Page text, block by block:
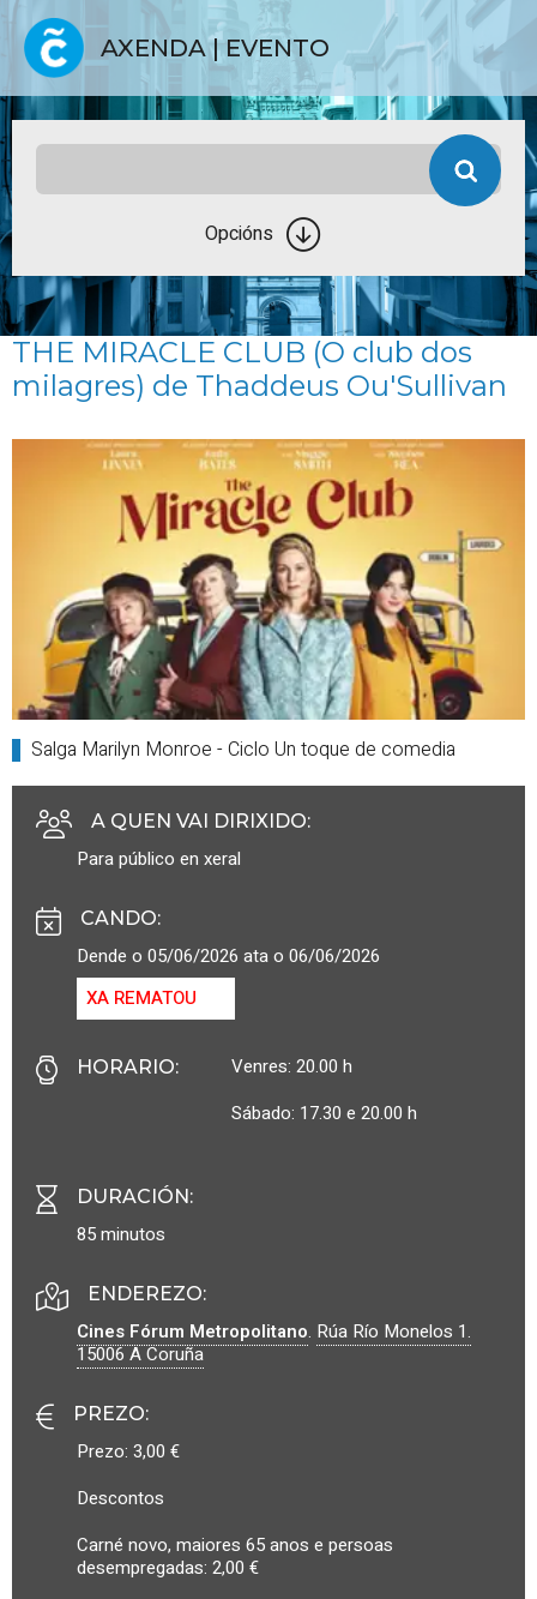
AXENDA | EVENTO
Opcións
THE MIRACLE CLUB (O club dos
milagres) de Thaddeus Ou'Sullivan
Salga Marilyn Monroe - Ciclo Un toque de comedia
A QUEN VAI DIRIXIDO:
Para público en xeral
CANDO:
Dende o 05/06/2026 ata o 06/06/2026
XA REMATOU
HORARIO:
Venres: 20.00 h
Sábado: 17.30 e 20.00 h
DURACIÓN:
85 minutos
ENDEREZO:
Cines Fórum Metropolitano. Rúa Río Monelos 1.
15006A Coruña
PREZO:
Prezo: 3,00 €
Descontos
Carné novo, maiores 65 anos e persoas
desempregadas: 2,00 €